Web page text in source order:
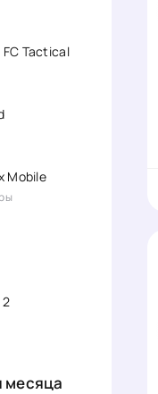
FC Tactical
Mobile
месяца